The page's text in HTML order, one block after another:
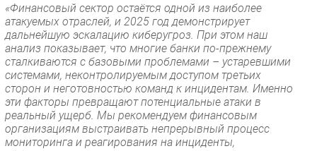
«Финансовый сектор остаётся одной из наиболее
атакуемых отраслей, и 2025 год демонстрирует
дальнейшую эскалацию киберугроз. При этом наш
анализ показывает, что многие банки по-прежнему
сталкиваются с базовыми проблемами – устаревшими
системами, неконтролируемым доступом третьих
сторон и неготовностью команд к инцидентам. Именно
эти факторы превращают потенциальные атаки в
реальный ущерб. Мы рекомендуем финансовым
организациям выстраивать непрерывный процесс
мониторинга и реагирования на инциденты,